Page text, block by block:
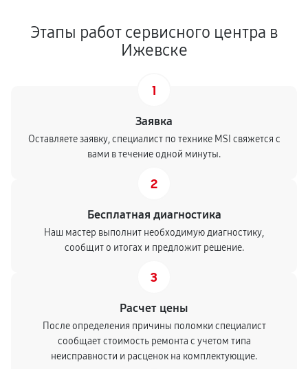
Этапы работ сервисного центра в
Ижевске
1
Заявка
Оставляете заявку, специалист по технике MSI свяжется с
вами в течение одной минуты.
2
Бесплатная диагностика
Наш мастер выполнит необходимую диагностику,
сообщит о итогах и предложит решение.
3
Расчет цены
После определения причины поломки специалист
сообщает стоимость ремонта с учетом типа
неисправности и расценок на комплектующие.